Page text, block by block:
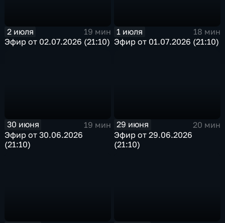
2 июля
19 мин
Эфир от 02.07.2026 (21:10)
1 июля
18 мин
Эфир от 01.07.2026 (21:10)
30 июня
19 мин
Эфир от 30.06.2026
(21:10)
29 июня
20 мин
Эфир от 29.06.2026
(21:10)